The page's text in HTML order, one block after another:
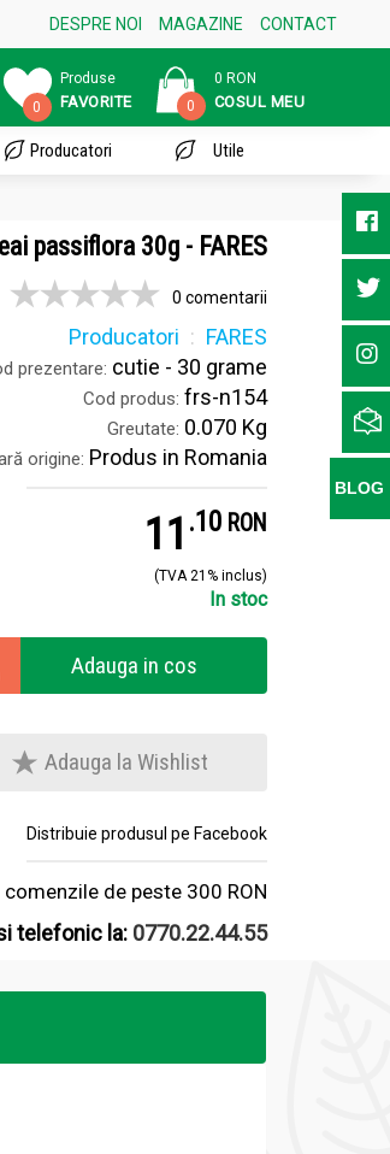
DESPRE NOI MAGAZINE CONTACT
0
Produse
FAVORITE 0
0 RON
COSUL MEU
Producatori Utile
passiflora 30g - FARES
0 comentarii
Producatori FARES
prezentare: cutie - 30 grame
Cod produs: frs-n154
Greutate: 0.070 Kg
origine: Produs in Romania
11 .1 RON
(TVA 21% inclus)
In stoc
Adauga in cos
Adauga la Wishlist
Distribuie produsul pe Facebook
comenzile de peste 300 RON
telefonic la: 0770.22.44.55
BLOG